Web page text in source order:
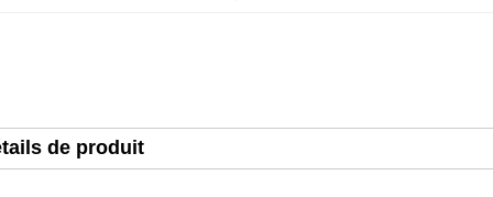
de produit